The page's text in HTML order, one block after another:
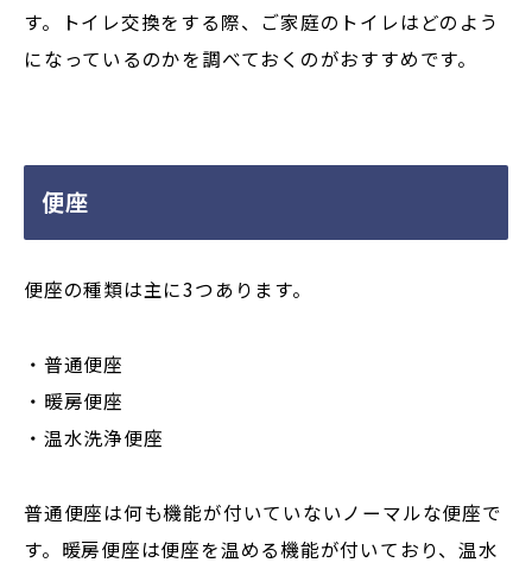
す。トイレ交換をする際、ご家庭のトイレはどのよう
になっているのかを調べておくのがおすすめです。
便座
便座の種類は主に3つあります。
・普通便座
・暖房便座
・温水洗浄便座
普通便座は何も機能が付いていないノーマルな便座で
す。暖房便座は便座を温める機能が付いており、温水